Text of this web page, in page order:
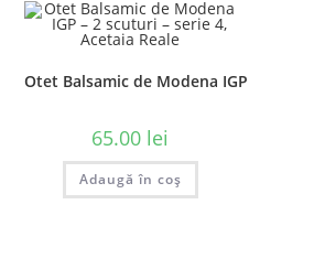
Otet Balsamic de Modena IGP – 2
65.00 lei
Adaugă în coș